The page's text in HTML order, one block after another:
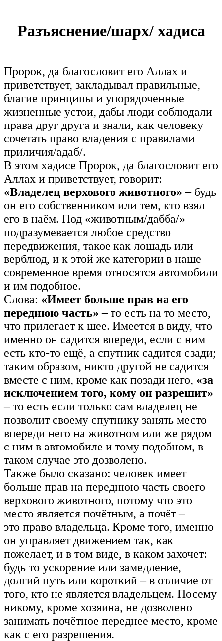
Разъяснение/шарх/ хадиса
Пророк, да благословит его Аллах и
приветствует, закладывал правильные,
благие принципы и упорядоченные
жизненные устои, дабы люди соблюдали
права друг друга и знали, как человеку
сочетать право владения с правилами
приличия/адаб/.
В этом хадисе Пророк, да благословит его
Аллах и приветствует, говорит:
«Владелец верхового животного» – будь
он его собственником или тем, кто взял
его в наём. Под «животным/дабба/»
подразумевается любое средство
передвижения, такое как лошадь или
верблюд, и к этой же категории в наше
современное время относятся автомобили
и им подобное.
Слова: «Имеет больше прав на его
переднюю часть» – то есть на то место,
что прилегает к шее. Имеется в виду, что
именно он садится впереди, если с ним
есть кто-то ещё, а спутник садится сзади;
таким образом, никто другой не садится
вместе с ним, кроме как позади него, «за
исключением того, кому он разрешит»
– то есть если только сам владелец не
позволит своему спутнику занять место
впереди него на животном или же рядом
с ним в автомобиле и тому подобном, в
таком случае это дозволено.
Также было сказано: человек имеет
больше прав на переднюю часть своего
верхового животного, потому что это
место является почётным, а почёт –
это право владельца. Кроме того, именно
он управляет движением так, как
пожелает, и в том виде, в каком захочет:
будь то ускорение или замедление,
долгий путь или короткий – в отличие от
того, кто не является владельцем. Посему
никому, кроме хозяина, не дозволено
занимать почётное переднее место, кроме
как с его разрешения.